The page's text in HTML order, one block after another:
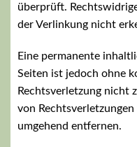
überprüft.
der Verlinkung nicht
Eine permanente
Seiten ist jedoch ohne
Rechtsverletzung nicht
von
umgehend entfernen.